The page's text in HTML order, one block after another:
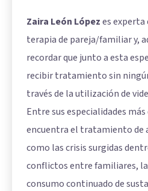
Zaira León Lópezes experta
terapia de pareja/familiar y,
recordar que junto a esta
recibir tratamiento sin
través de la utilización de
Entre sus especialidades más
encuentra el tratamiento de
como las crisis surgidas
conflictos entre familiares,
consumo continuado de